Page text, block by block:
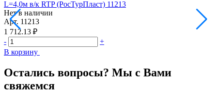
L=4,0м в/к RTP (РосТурПласт) 11213
Нет в наличии
Арт. 11213
1 712.13 ₽
-
+
В корзину
Остались вопросы? Мы с Вами
свяжемся